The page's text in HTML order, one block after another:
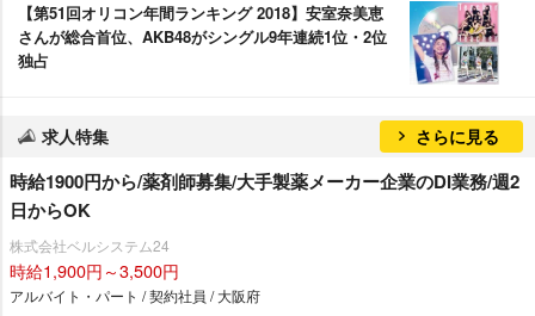
【第51回オリコン年間ランキング 2018】安室奈美恵
さんが総合首位、AKB48がシングル9年連続1位・2位
独占
求人特集 さらに見る
時給1900円から/薬剤師募集/大手製薬メーカー企業のDI業務/週2
日からOK
株式会社ベルシステム24
時給1,900円～3,500円
アルバイト・パート / 契約社員 / 大阪府